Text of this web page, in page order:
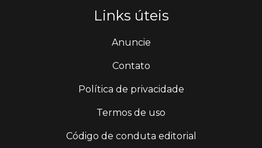
Links úteis
Anuncie
Contato
Política de privacidade
Termos de uso
Código de conduta editorial